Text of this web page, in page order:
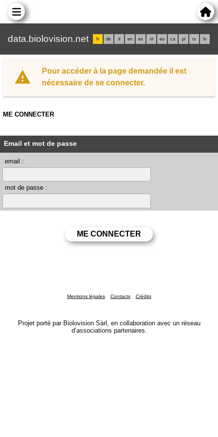
data.biolovision.net fr de it en es nl eu ca pl rs lv
Pour accéder à la page demandée il est
nécessaire de se connecter.
ME CONNECTER
Email et mot de passe
email :
mot de passe :
Mentions légales Contacts Crédits
Projet porté par Biolovision Sàrl, en collaboration avec un réseau
d’associations partenaires.